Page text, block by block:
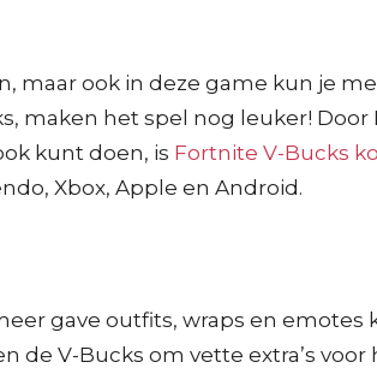
maar ook in deze game kun je
maken het spel nog leuker!
kunt doen, is Fortnite V-Bucks
Xbox, Apple en Android.
gave outfits, wraps en emotes
de V-Bucks om vette extra’s